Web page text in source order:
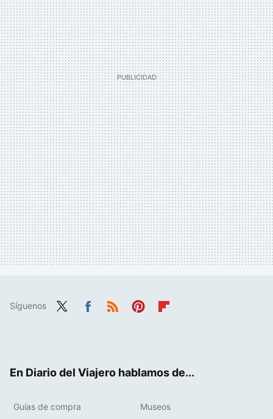
Síguenos
En Diario del Viajero hablamos de...
Guías de compra Museos